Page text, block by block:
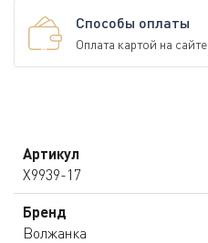
Способы оплаты
Оплата картой на сайте
Артикул
X9939-17
Бренд
Волжанка